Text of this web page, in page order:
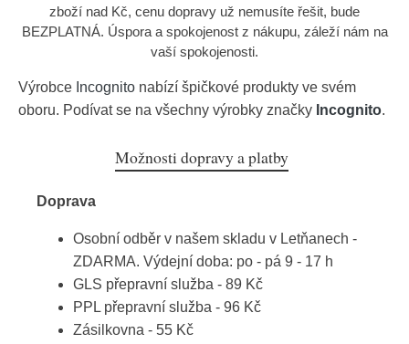
zboží nad Kč, cenu dopravy už nemusíte řešit, bude
BEZPLATNÁ. Úspora a spokojenost z nákupu, záleží nám na
vaší spokojenosti.
Výrobce Incognito nabízí špičkové produkty ve svém
oboru. Podívat se na všechny výrobky značky Incognito.
Možnosti dopravy a platby
Doprava
Osobní odběr v našem skladu v Letňanech -
ZDARMA. Výdejní doba: po - pá 9 - 17 h
GLS přepravní služba - 89 Kč
PPL přepravní služba - 96 Kč
Zásilkovna - 55 Kč